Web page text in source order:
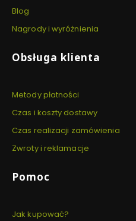
Blog
Nagrody i wyróżnienia
Obsługa klienta
Metody płatności
Czas i koszty dostawy
Czas realizacji zamówienia
Zwroty i reklamacje
Pomoc
Jak kupować?